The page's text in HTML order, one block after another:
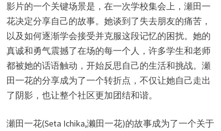
影片的一个关键场景是，在一次学校集会上，瀬田一
花决定分享自己的故事。她谈到了失去朋友的痛苦，
以及如何逐渐学会接受并克服这段记忆的困扰。她的
真诚和勇气震撼了在场的每一个人，许多学生和老师
都被她的话语触动，开始反思自己的生活和挑战。瀬
田一花的分享成为了一个转折点，不仅让她自己走出
了阴影，也让整个社区更加团结和谐。
瀬田一花(Seta Ichika,濑田一花)的故事成为了一个关于